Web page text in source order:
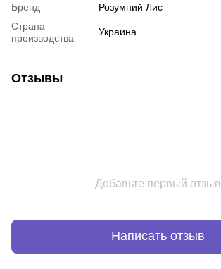
Бренд
Розумний Лис
Страна
производства
Украина
Отзывы
Добавьте первый отзыв
Написать отзыв